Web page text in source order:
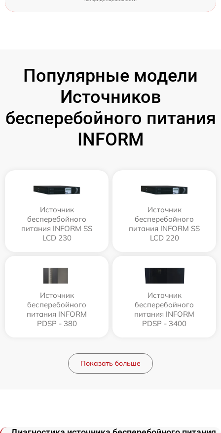
Популярные модели
Источников
бесперебойного питания
INFORM
Источник
бесперебойного
питания INFORM SS
LCD 230
Источник
бесперебойного
питания INFORM SS
LCD 220
Источник
бесперебойного
питания INFORM
PDSP - 380
Источник
бесперебойного
питания INFORM
PDSP - 3400
Показать больше